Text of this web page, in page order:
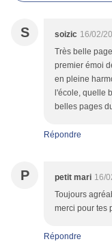
S soizic 16/02/
Très belle
premier émoi
en pleine
l'école, quelle
belles pages
Répondre
P petit mari 16/
Toujours
merci pour tes
Répondre